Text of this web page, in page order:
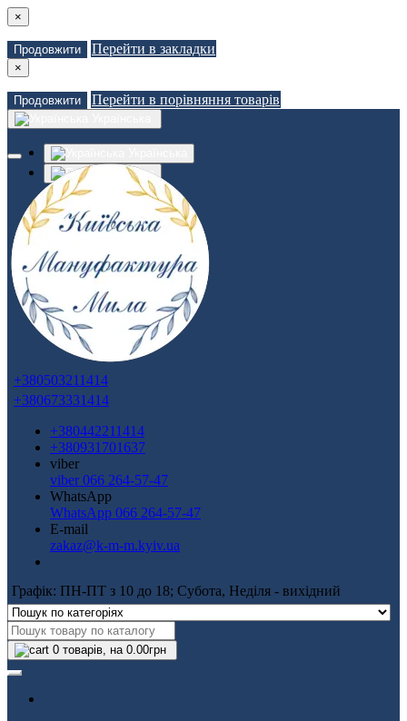
×
Продовжити Перейти в закладки
×
Продовжити Перейти в порівняння товарів
Russian
Закладки (0)
Порівняння товарів (0)
Зв'язатися з нами
Авторизація
Реєстрація
+380503211414
+380673331414
+380442211414
+380931701637
viber
viber 066 264-57-47
WhatsApp
WhatsApp 066 264-57-47
E-mail
zakaz@k-m-m.kyiv.ua
Графік: ПН-ПТ з 10 до 18; Субота, Неділя - вихідний
0 товарів, на 0.00грн